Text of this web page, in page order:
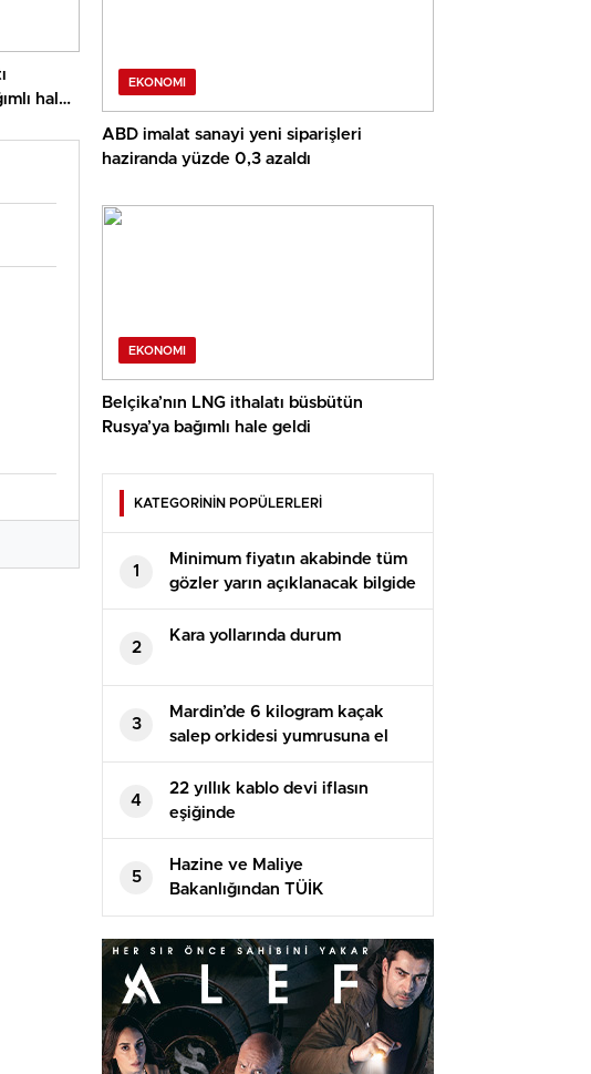
hale
EKONOMI
ABD imalat sanayi yeni siparişleri
haziranda yüzde 0,3 azaldı
EKONOMI
Belçika’nın LNG ithalatı büsbütün
Rusya’ya bağımlı hale geldi
KATEGORİNİN POPÜLERLERİ
1
Minimum fiyatın akabinde tüm
gözler yarın açıklanacak bilgide
2
Kara yollarında durum
3
Mardin’de 6 kilogram kaçak
salep orkidesi yumrusuna el
konuldu
4
22 yıllık kablo devi iflasın
eşiğinde
5
Hazine ve Maliye
Bakanlığından TÜİK
Başkanlığına yapılan atamaya
ait tezlere reaksiyon
Açıklaması